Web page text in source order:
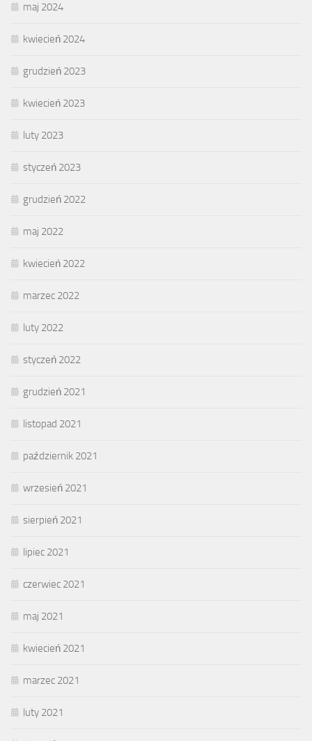
maj 2024
kwiecień 2024
grudzień 2023
kwiecień 2023
luty 2023
styczeń 2023
grudzień 2022
maj 2022
kwiecień 2022
marzec 2022
luty 2022
styczeń 2022
grudzień 2021
listopad 2021
październik 2021
wrzesień 2021
sierpień 2021
lipiec 2021
czerwiec 2021
maj 2021
kwiecień 2021
marzec 2021
luty 2021